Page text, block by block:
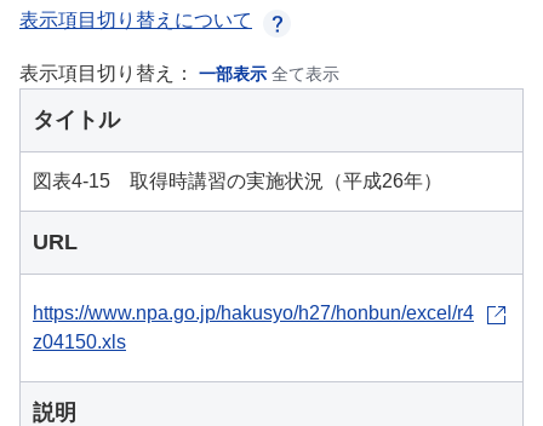
表示項目切り替えについて
表示項目切り替え： 一部表示 全て表示
タイトル
図表4-15 取得時講習の実施状況（平成26年）
URL
https://www.npa.go.jp/hakusyo/h27/honbun/excel/r4
z04150.xls
説明